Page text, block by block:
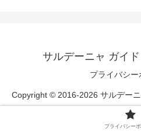
サルデーニャ ガイ
プライバシー
Copyright © 2016-2026 サルデー
Rights
プライバシー